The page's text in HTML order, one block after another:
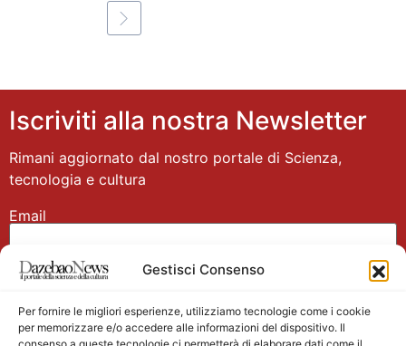
Gestisci Consenso
Per fornire le migliori esperienze, utilizziamo tecnologie come i cookie
per memorizzare e/o accedere alle informazioni del dispositivo. Il
Iscriviti alla nostra Newsletter
Rimani aggiornato dal nostro portale di Scienza,
tecnologia e cultura
Email
Nome